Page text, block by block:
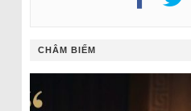
CHÂM BIẾM